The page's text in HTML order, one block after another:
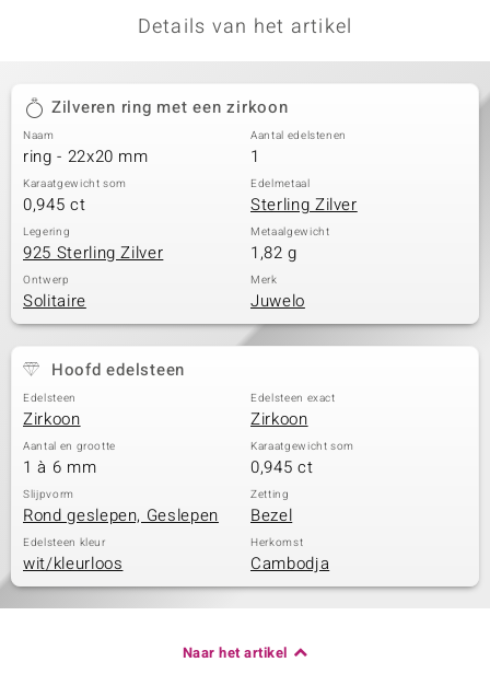
Details van het artikel
Zilveren ring met een zirkoon
Naam
ring - 22x20 mm
Aantal edelstenen
1
Karaatgewicht som
0,945 ct
Edelmetaal
Sterling Zilver
Legering
925 Sterling Zilver
Metaalgewicht
1,82 g
Ontwerp
Solitaire
Merk
Juwelo
Hoofd edelsteen
Edelsteen
Zirkoon
Edelsteen exact
Zirkoon
Aantal en grootte
1 à 6 mm
Karaatgewicht som
0,945 ct
Slijpvorm
Rond geslepen, Geslepen
Zetting
Bezel
Edelsteen kleur
wit/kleurloos
Herkomst
Cambodja
Naar het artikel